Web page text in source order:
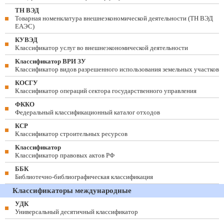
ТН ВЭД
Товарная номенклатура внешнеэкономической деятельности (ТН ВЭД
ЕАЭС)
КУВЭД
Классификатор услуг во внешнеэкономической деятельности
Классификатор ВРИ ЗУ
Классификатор видов разрешенного использования земельных участков
КОСГУ
Классификатор операций сектора государственного управления
ФККО
Федеральный классификационный каталог отходов
КСР
Классификатор строительных ресурсов
Классификатор
Классификатор правовых актов РФ
ББК
Библиотечно-библиографическая классификация
Классификаторы международные
УДК
Универсальный десятичный классификатор